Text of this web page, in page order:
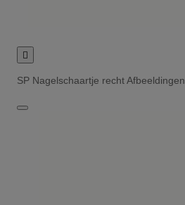

SP Nagelschaartje recht Afbeeldingen